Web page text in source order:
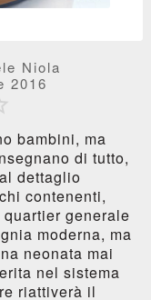
Niola
2016
bambini, ma
di tutto,
dettaglio
contenenti,
generale
moderna, ma
neonata mai
nel sistema
riattiverà il